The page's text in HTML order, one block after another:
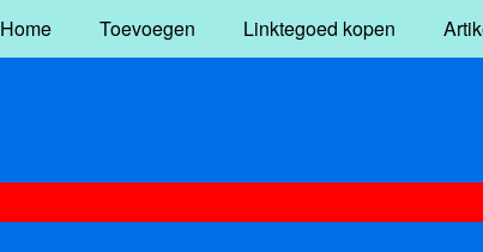
Home Toevoegen Linktegoed kopen